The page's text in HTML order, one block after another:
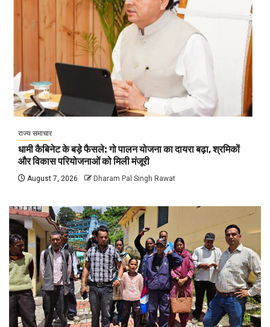
राज्य समाचार
धामी कैबिनेट के बड़े फैसले: गो पालन योजना का दायरा बढ़ा, श्रमिकों
और विकास परियोजनाओं को मिली मंजूरी
August 7, 2026 Dharam Pal Singh Rawat